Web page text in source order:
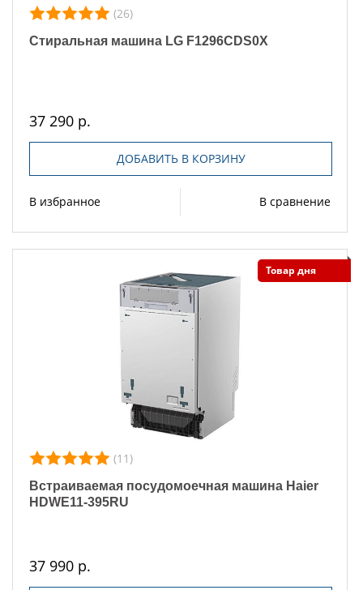
(26)
Стиральная машина LG F1296CDS0X
37 290 р.
ДОБАВИТЬ В КОРЗИНУ
В избранное В сравнение
Товар дня
(11)
Встраиваемая посудомоечная машина Haier
HDWE11-395RU
37 990 р.